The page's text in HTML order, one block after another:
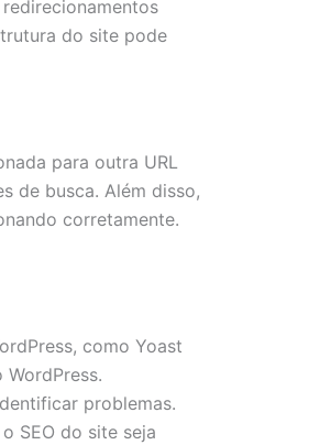
do site pode
para outra URL
de busca. Além disso,
corretamente.
como Yoast
problemas.
SEO do site seja